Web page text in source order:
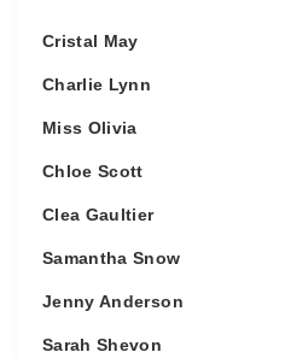
Cristal May
Charlie Lynn
Miss Olivia
Chloe Scott
Clea Gaultier
Samantha Snow
Jenny Anderson
Sarah Shevon